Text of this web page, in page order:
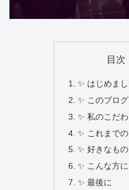
目次
✨ はじめま
✨ このブロ
✨ 私のこだわ
✨ これまで
✨ 好きなも
✨ こんな方
✨ 最後に